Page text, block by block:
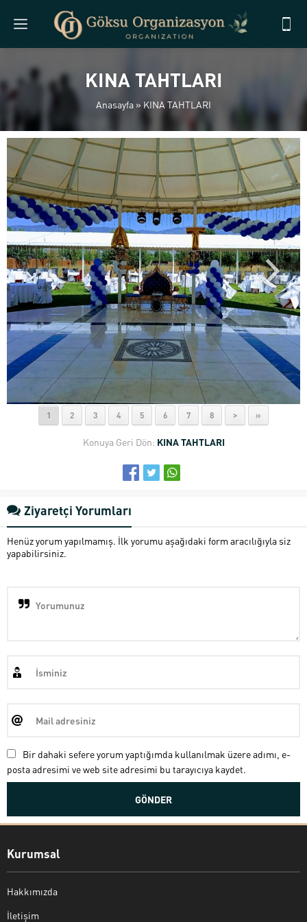
KINA TAHTLARI
Anasayfa » KINA TAHTLARI
1 2 3 4 5 6 7 8 > »
Konuya Geri Dön: KINA TAHTLARI
Ziyaretçi Yorumları
Henüz yorum yapılmamış. İlk yorumu aşağıdaki form aracılığıyla siz
yapabilirsiniz.
Bir dahaki sefere yorum yaptığımda kullanılmak üzere adımı, e-
posta adresimi ve web site adresimi bu tarayıcıya kaydet.
Kurumsal
Hakkımızda
İletişim